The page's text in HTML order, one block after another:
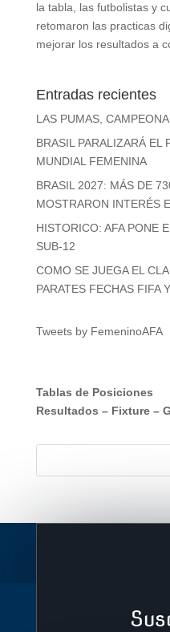
la tabla, las futbolistas y
retomaron las practicas
mejorar los resultados a
Entradas recientes
LAS PUMAS,
BRASIL PARALIZARÁ EL
MUNDIAL FEMENINA
BRASIL 2027: MÁS DE
MOSTRARON INTERÉS
HISTORICO: AFA PONE
SUB-12
COMO SE JUEGA EL
PARATES FECHAS FIFA
Tweets by FemeninoAFA
Tablas de Posiciones
Resultados – Fixture–